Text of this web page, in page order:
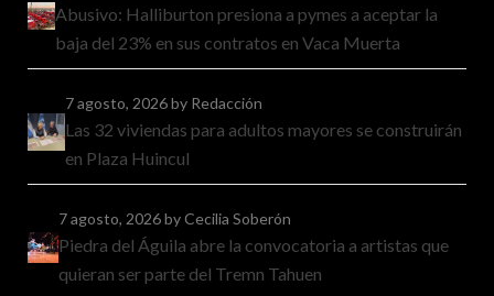
Abusivo: Halliburton presiona a pymes a aceptar la
baja del 23% en sus contratos en Vaca Muerta
7 agosto, 2026by Redacción
Las 32 viviendas para adultos mayores se construirán
en Plaza Huincul
7 agosto, 2026by Cecilia Soberón
Piedra del Águila abre la convocatoria a artistas que
quieran ser parte del Tremn Tahuen